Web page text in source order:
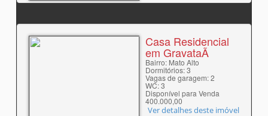
Casa Residencial
em GravataÃ­
Bairro: Mato Alto
Dormitórios: 3
Vagas de garagem: 2
WC: 3
Disponível para Venda
400.000,00
Ver detalhes deste imóvel